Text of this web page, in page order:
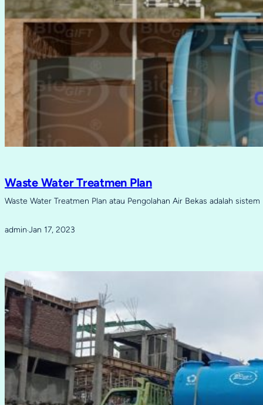
Waste Water Treatmen Plan
Waste Water Treatmen Plan atau Pengolahan Air Bekas adalah
admin·Jan 17, 2023